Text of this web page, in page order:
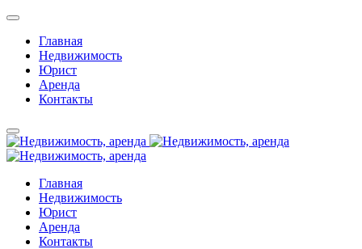
Главная
Недвижимость
Юрист
Аренда
Контакты
Главная
Недвижимость
Юрист
Аренда
Контакты